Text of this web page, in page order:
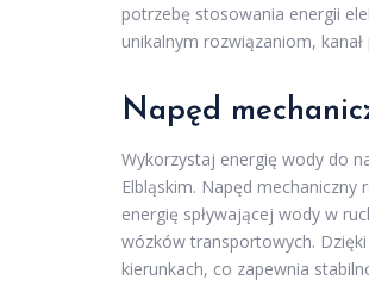
potrzebę stosowania energii
unikalnym rozwiązaniom,
Napęd
Wykorzystaj energię wody do
Elbląskim. Napęd
energię spływającej wody w
wózków transportowych.
kierunkach, co zapewnia